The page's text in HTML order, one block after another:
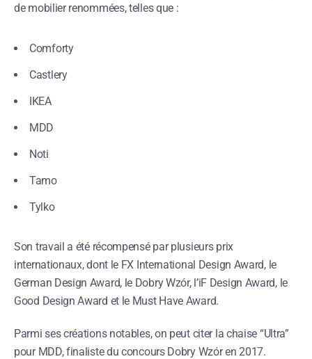
de mobilier renommées, telles que :
Comforty
Castlery
IKEA
MDD
Noti
Tamo
Tylko
Son travail a été récompensé par plusieurs prix
internationaux, dont le FX International Design Award, le
German Design Award, le Dobry Wzór, l’iF Design Award, le
Good Design Award et le Must Have Award.
Parmi ses créations notables, on peut citer la chaise “Ultra”
pour MDD, finaliste du concours Dobry Wzór en 2017.